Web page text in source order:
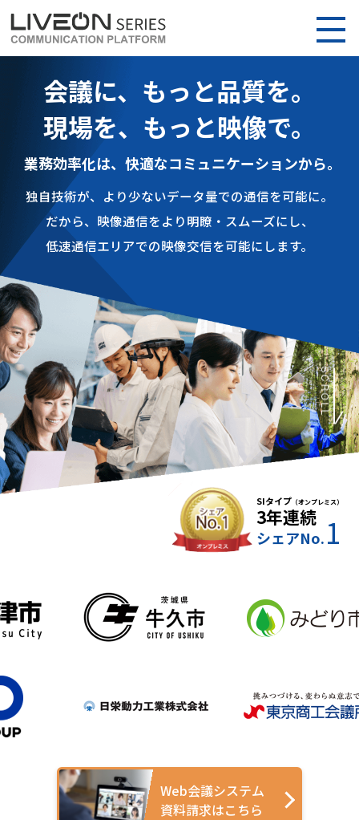
会議に、もっと品質を。
現場を、もっと映像で。
業務効率化は、快適なコミュニケーションから。
独自技術が、より少ないデータ量での通信を可能に。
だから、映像通信をより明瞭・スムーズにし、
低速通信エリアでの映像交信を可能にします。
SIタイプ （オンプレミス）
3年連続
シェアNo.1
SCROLL
Web会議システム
資料請求はこちら